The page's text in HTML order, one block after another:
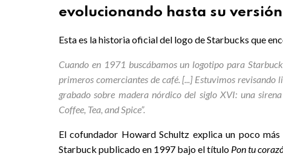
evolucionando hasta su
Esta es la historia oficial del logo de Starbucks que
Cuando en 1971 buscábamos un logotipo para
primeros comerciantes de café. [...] Estuvimos revisando
grabado sobre madera nórdico del siglo XVI: una
Coffee, Tea, and Spice”.
El cofundador Howard Schultz explica un poco
Starbuck publicado en 1997 bajo el título Pon tu